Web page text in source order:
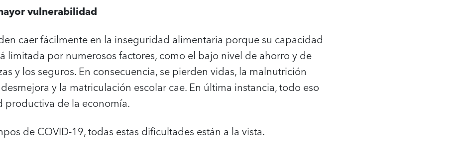
vulnerabilidad
caer fácilmente en la inseguridad alimentaria porque su capacidad
limitada por numerosos factores, como el bajo nivel de ahorro y de
y los seguros. En consecuencia, se pierden vidas, la malnutrición
y la matriculación escolar cae. En última instancia, todo eso
productiva de la economía.
de COVID-19, todas estas dificultades están a la vista.